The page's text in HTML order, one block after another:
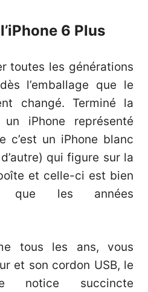
6 Plus
toutes les générations
l’emballage que le
changé. Terminé la
iPhone représenté
c’est un iPhone blanc
qui figure sur la
et celle-ci est bien
que les années
tous les ans, vous
et son cordon USB, le
notice succincte